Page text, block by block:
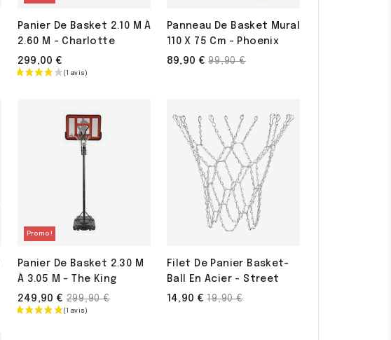
Panier De Basket 2.10 M À
2.60 M - Charlotte
299,00 €
Panneau De Basket Mural
110 X 75 Cm - Phoenix
89,90 € Prix
99,90 €
Promo !
Panier De Basket 2.30 M
À 3.05 M - The King
249,90 € Prix
de
299,90 €
Filet De Panier Basket-
Ball En Acier - Street
14,90 € Prix
19,90 €